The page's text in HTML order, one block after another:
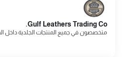
Gulf Leathers Trading Co.
متخصصون في جميع المنتجات الجلدية داخل